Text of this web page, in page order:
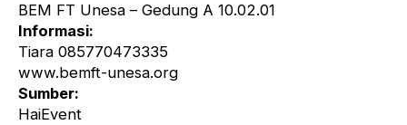
BEM FT Unesa – Gedung A 10.02.01
Informasi:
Tiara 085770473335
www.bemft-unesa.org
Sumber:
HaiEvent